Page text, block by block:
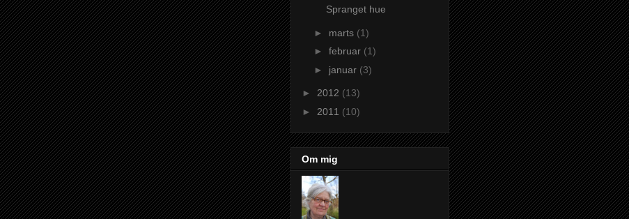
Spranget hue
► marts (1)
► februar (1)
► januar (3)
► 2012 (13)
► 2011 (10)
Om mig